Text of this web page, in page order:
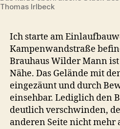
Thomas Irlbeck
Ich starte am
Kampenwandstraße
Brauhaus Wilder Mann
Nähe. Das Gelände mit
eingezäunt und durch
einsehbar. Lediglich den
deutlich verschwinden,
anderen Seite nicht mehr